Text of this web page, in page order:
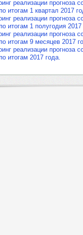
реализации прогноза
итогам 1 квартал 2017
реализации прогноза
итогам 1 полугодия 2017
реализации прогноза
итогам 9 месяцев 2017
реализации прогноза
итогам 2017 года.